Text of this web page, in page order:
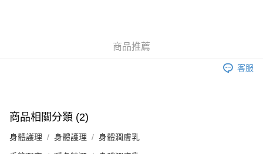
相關說明
銀行匯款 請將存款存到以下銀行帳戶，並於存款單據寫上訂單編號後電郵至
eshop@colourmix-cosmetics.com** **我們不會處理沒有提供存款單據的訂
送貨方式
商品推薦
客服
商品相關分類 (2)
身體護理 身體護理 身體潤膚乳